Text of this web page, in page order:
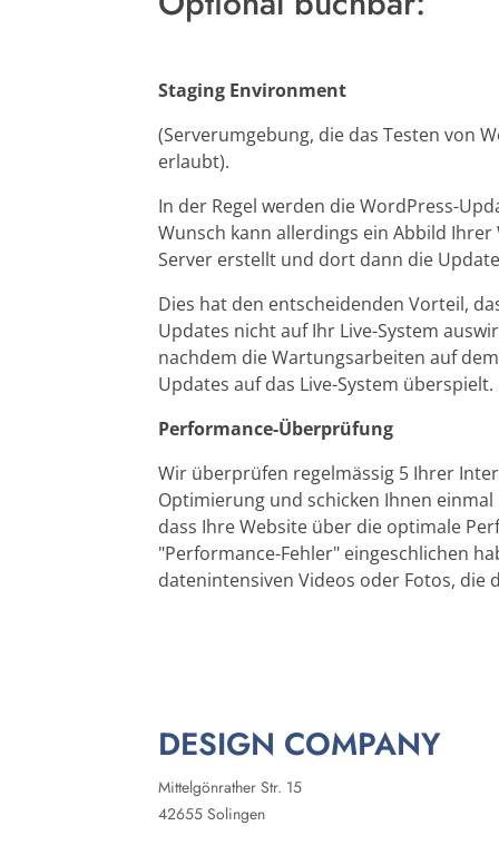
Staging Environment
(Serverumgebung, die das Testen von
erlaubt).
In der Regel werden die WordPress-
Wunsch kann allerdings ein Abbild
Server erstellt und dort dann die
Dies hat den entscheidenden Vorteil,
Updates nicht auf Ihr Live-System
nachdem die Wartungsarbeiten auf
Updates auf das Live-System überspielt.
Performance-Überprüfung
Wir überprüfen regelmässig 5 Ihrer
Optimierung und schicken Ihnen
dass Ihre Website über die optimale
"Performance-Fehler" eingeschlichen
datenintensiven Videos oder Fotos, die
DESIGN COMPANY
Mittelgönrather Str. 15
42655 Solingen